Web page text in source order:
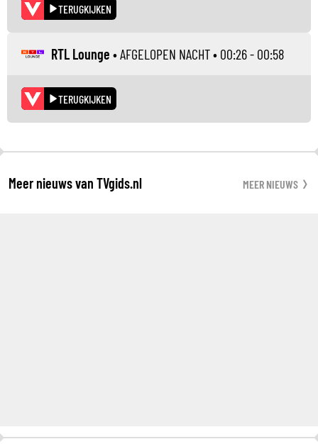
TERUGKIJKEN
RTL Lounge •AFGELOPEN NACHT• 00:26 - 00:58
TERUGKIJKEN
Meer nieuws van TVgids.nl MEER NIEUWS